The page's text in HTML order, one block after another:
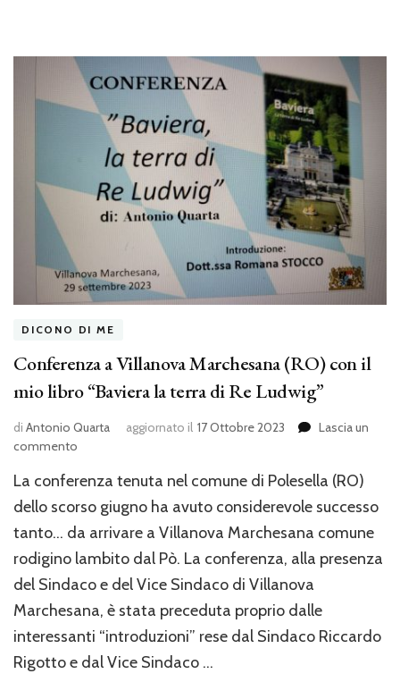
DICONO DI ME
Conferenza a Villanova Marchesana (RO) con il
mio libro “Baviera la terra di Re Ludwig”
di Antonio Quarta aggiornato il 17 Ottobre 2023
Lascia un
commento
a
Villanova
Marchesana
(RO)
con
libro
“Baviera
terra
La conferenza tenuta nel comune di Polesella (RO)
dello scorso giugno ha avuto considerevole successo
tanto… da arrivare a Villanova Marchesana comune
rodigino lambito dal Pò. La conferenza, alla presenza
del Sindaco e del Vice Sindaco di Villanova
Marchesana, è stata preceduta proprio dalle
interessanti “introduzioni” rese dal Sindaco Riccardo
Rigotto e dal Vice Sindaco …